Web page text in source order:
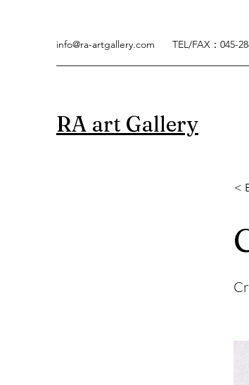
info@ra-artgallery.com TEL/FAX：045-
RA art Gallery
<
<